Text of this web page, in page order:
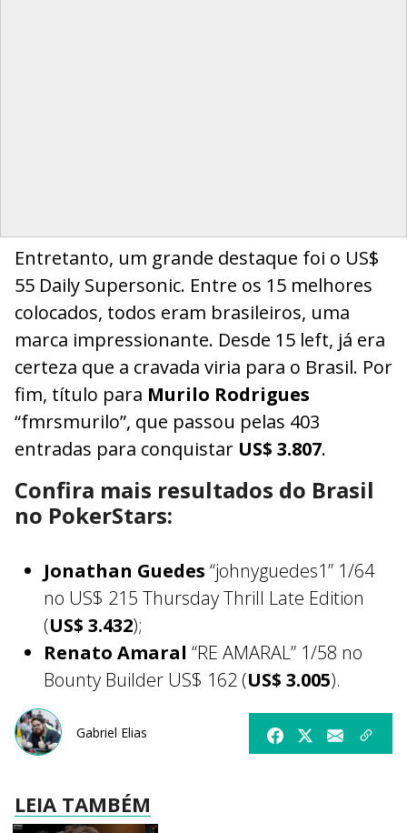
Entretanto, um grande destaque foi o US$
55 Daily Supersonic. Entre os 15 melhores
colocados, todos eram brasileiros, uma
marca impressionante. Desde 15 left, já era
certeza que a cravada viria para o Brasil. Por
fim, título para Murilo Rodrigues
“fmrsmurilo”, que passou pelas 403
entradas para conquistar US$ 3.807.
Confira mais resultados do Brasil
no PokerStars:
Jonathan Guedes “johnyguedes1” 1/64
no US$ 215 Thursday Thrill Late Edition
(US$ 3.432);
Renato Amaral “RE AMARAL” 1/58 no
Bounty Builder US$ 162 (US$ 3.005).
Gabriel Elias
LEIA TAMBÉM